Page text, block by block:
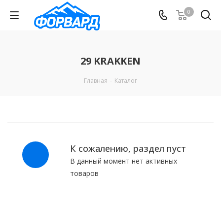
0
29 KRAKKEN
Главная - Каталог
К сожалению, раздел пуст
В данный момент нет активных
товаров